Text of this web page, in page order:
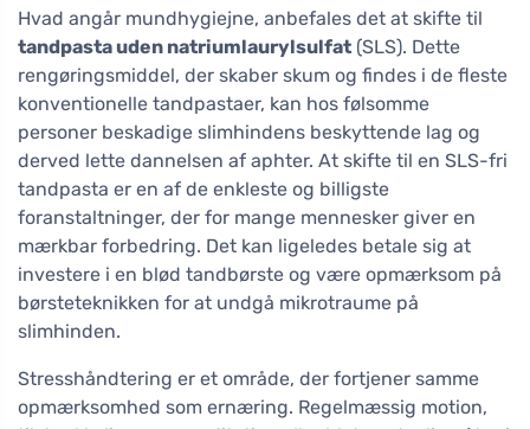
Hvad angår mundhygiejne, anbefales det at skifte til
tandpasta uden natriumlaurylsulfat (SLS). Dette
rengøringsmiddel, der skaber skum og findes i de fleste
konventionelle tandpastaer, kan hos følsomme
personer beskadige slimhindens beskyttende lag og
derved lette dannelsen af aphter. At skifte til en SLS-fri
tandpasta er en af de enkleste og billigste
foranstaltninger, der for mange mennesker giver en
mærkbar forbedring. Det kan ligeledes betale sig at
investere i en blød tandbørste og være opmærksom på
børsteteknikken for at undgå mikrotraume på
slimhinden.
Stresshåndtering er et område, der fortjener samme
opmærksomhed som ernæring. Regelmæssig motion,